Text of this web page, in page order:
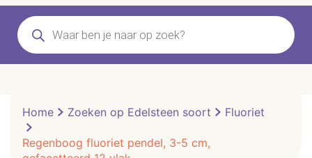
Producten
zoeken
Home Zoeken op Edelsteen soort Fluoriet
Regenboog fluoriet pendel, 3-5 cm,